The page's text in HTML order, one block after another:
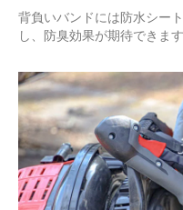
背負いバンドには防水シー
し、防臭効果が期待できます